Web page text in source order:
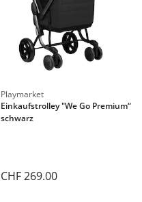
Playmarket
Einkaufstrolley "We Go Premium“
schwarz
CHF 269.00